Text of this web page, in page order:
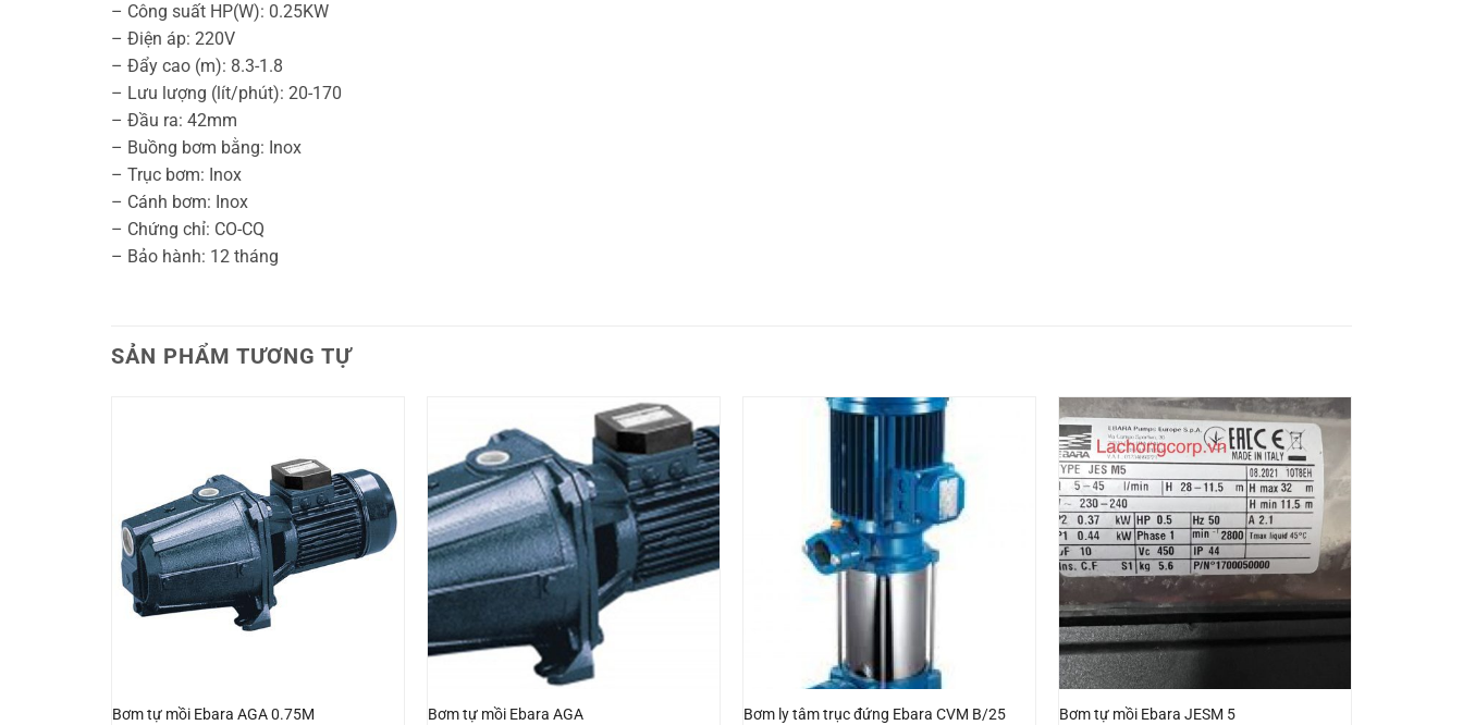
– Công suất HP(W): 0.25KW
– Điện áp: 220V
– Đẩy cao (m): 8.3-1.8
– Lưu lượng (lít/phút): 20-170
– Đầu ra: 42mm
– Buồng bơm bằng: Inox
– Trục bơm: Inox
– Cánh bơm: Inox
– Chứng chỉ: CO-CQ
– Bảo hành: 12 tháng
SẢN PHẨM TƯƠNG TỰ
Bơm tự mồi Ebara AGA 0.75M Bơm tự mồi Ebara AGA Bơm ly tâm trục đứng Ebara CVM B/25 Bơm tự mồi Ebara JESM 5